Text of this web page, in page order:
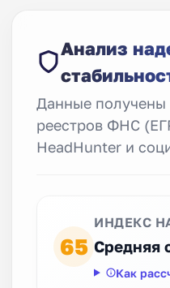
Анализ
Данные получены
реестров ФНС
HeadHunter и
65
ИНДЕКС
Средняя
Как